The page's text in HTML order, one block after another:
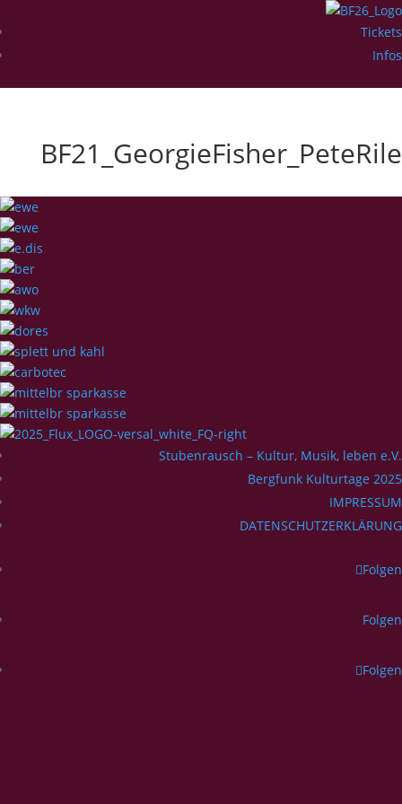
Tickets
Infos
Stubenrausch – Kultur, Musik, leben e.V.
Bergfunk Kulturtage 2025
IMPRESSUM
DATENSCHUTZERKLÄRUNG
Folgen
Folgen
Folgen